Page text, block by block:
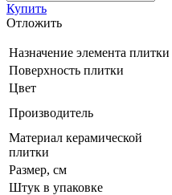
Купить
Oтложить
Назначение элемента плитки
Поверхность плитки
Цвет
Производитель
Материал керамической
плитки
Размер, см
Штук в упаковке